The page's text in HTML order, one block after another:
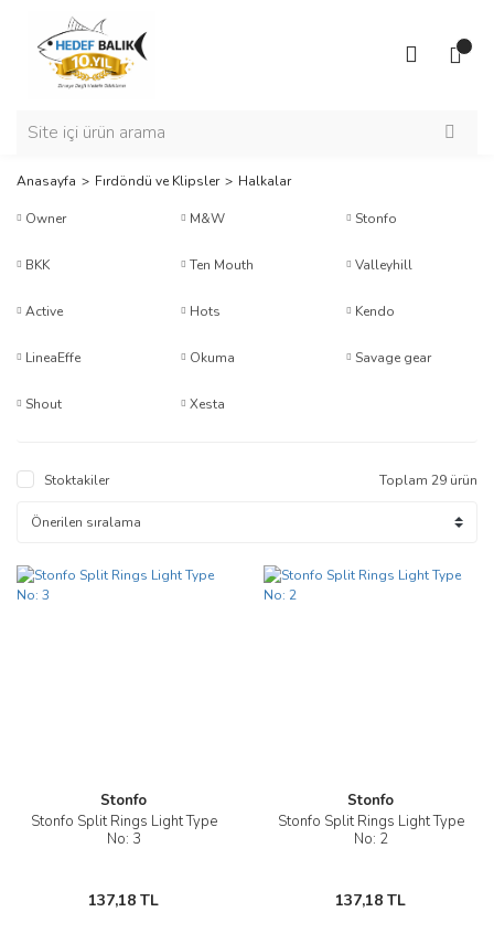
Anasayfa Fırdöndü ve Klipsler Halkalar
Owner M&W Stonfo
BKK Ten Mouth Valleyhill
Active Hots Kendo
LineaEffe Okuma Savage gear
Shout Xesta
Stoktakiler Toplam 29 ürün
Stonfo
Stonfo Split Rings Light Type
No: 3
137,18 TL
Stonfo
Stonfo Split Rings Light Type
No: 2
137,18 TL